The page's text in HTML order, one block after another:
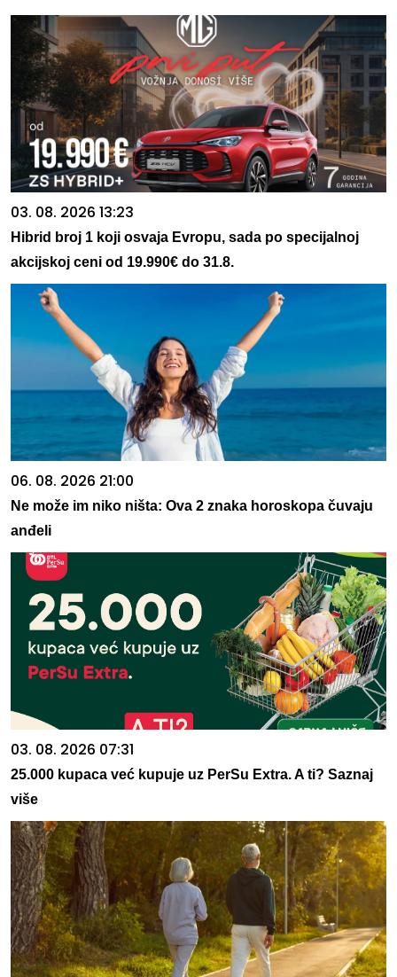
03. 08. 2026 13:23
Hibrid broj 1 koji osvaja Evropu, sada po specijalnoj
akcijskoj ceni od 19.990€ do 31.8.
06. 08. 2026 21:00
Ne može im niko ništa: Ova 2 znaka horoskopa čuvaju
anđeli
03. 08. 2026 07:31
25.000 kupaca već kupuje uz PerSu Extra. A ti? Saznaj
više